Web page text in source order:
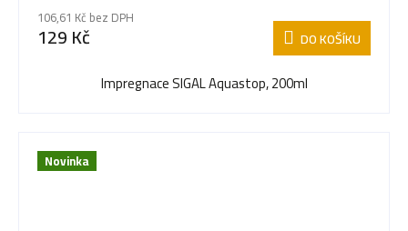
106,61 Kč bez DPH
129 Kč DO KOŠÍKU
Impregnace SIGAL Aquastop, 200ml
Novinka